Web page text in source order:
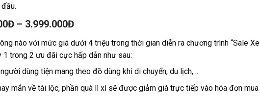
– 3.999.000Đ
nào với mức giá dưới 4 triệu trong thời gian diễn ra chương trình “Sale Xe
1 trong 2 ưu đãi cực hấp dẫn như sau:
dùng tiện mang theo đồ dùng khi di chuyển, du lịch,…
mắn về tài lộc, phần quà lì xì sẽ được giảm giá trực tiếp vào hóa đơn mua